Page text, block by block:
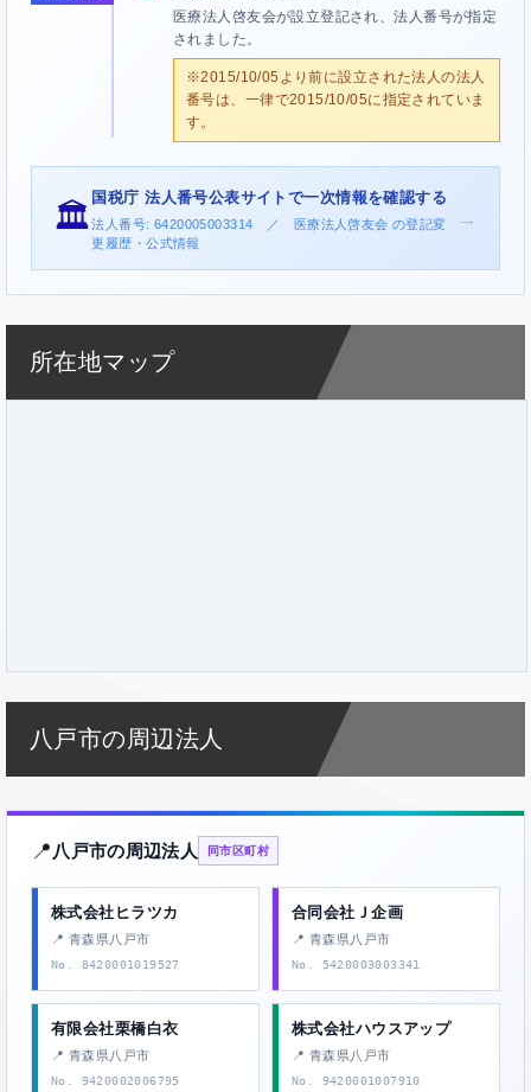
医療法人啓友会が設立登記され、法人番号が指定
されました。
※2015/10/05より前に設立された法人の法人
番号は、一律で2015/10/05に指定されていま
す。
🏛️
国税庁 法人番号公表サイトで一次情報を確認する
法人番号: 6420005003314 ／ 医療法人啓友会 の登記変
更履歴・公式情報
→
所在地マップ
八戸市の周辺法人
📍 八戸市の周辺法人 同市区町村
株式会社ヒラツカ
📍 青森県八戸市
No. 8420001019527
合同会社Ｊ企画
📍 青森県八戸市
No. 5420003003341
有限会社栗橋白衣
📍 青森県八戸市
No. 9420002006795
株式会社ハウスアップ
📍 青森県八戸市
No. 9420001007910